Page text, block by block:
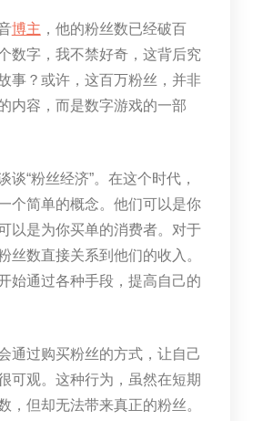
博主 ，他的粉丝数已经破百
数字，我不禁好奇，这背后究
事？或许，这百万粉丝，并非
内容，而是数字游戏的一部
谈“粉丝经济”。在这个时代，
个简单的概念。他们可以是你
以是为你买单的消费者。对于
丝数直接关系到他们的收入。
始通过各种手段，提高自己的
通过购买粉丝的方式，让自己
可观。这种行为，虽然在短期
，但却无法带来真正的粉丝。